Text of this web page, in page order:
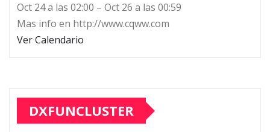
Oct 24 a las 02:00 – Oct 26 a las 00:59
Mas info en http://www.cqww.com
Ver Calendario
DXFUNCLUSTER